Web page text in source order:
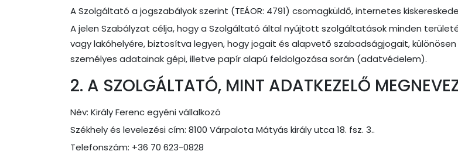
A Szolgáltató a jogszabályok szerint (TEÁOR: 4791) csomagküldő, internetes
A jelen Szabályzat célja, hogy a Szolgáltató által nyújtott szolgáltatások minden
vagy lakóhelyére, biztosítva legyen, hogy jogait és alapvető szabadságjogait,
személyes adatainak gépi, illetve papír alapú feldolgozása során (adatvédelem).
2. A SZOLGÁLTATÓ, MINT ADATKEZELŐ
Név: Király Ferenc egyéni vállalkozó
Székhely és levelezési cím: 8100 Várpalota Mátyás király utca 18. fsz. 3..
Telefonszám: +36 70 623-0828